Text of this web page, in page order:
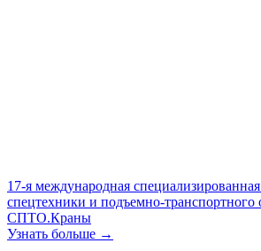
17-я международная
спецтехники и подъемно-транспортного
СПТО.Краны
Узнать больше →